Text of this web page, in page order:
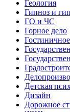
Геология
Гипноз и
ГО и ЧС
Горное дело
Детская
Дизайн
Дорожное